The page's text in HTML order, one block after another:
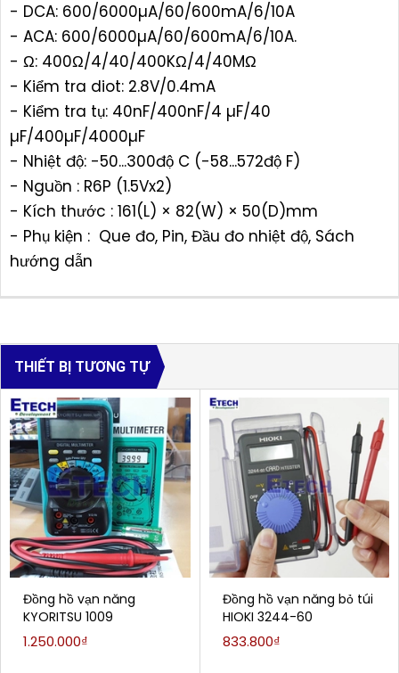
- DCA: 600/6000µA/60/600mA/6/10A
- ACA: 600/6000µA/60/600mA/6/10A.
- Ω: 400Ω/4/40/400KΩ/4/40MΩ
- Kiểm tra diot: 2.8V/0.4mA
- Kiểm tra tụ: 40nF/400nF/4 µF/40
µF/400µF/4000µF
- Nhiệt độ: -50...300độ C (-58...572độ F)
- Nguồn : R6P (1.5Vx2)
- Kích thước : 161(L) × 82(W) × 50(D)mm
- Phụ kiện : Que đo, Pin, Đầu đo nhiệt độ, Sách
hướng dẫn
THIẾT BỊ TƯƠNG TỰ
Đồng hồ vạn năng
KYORITSU 1009
1.250.000₫
Đồng hồ vạn năng bỏ túi
HIOKI 3244-60
833.800₫